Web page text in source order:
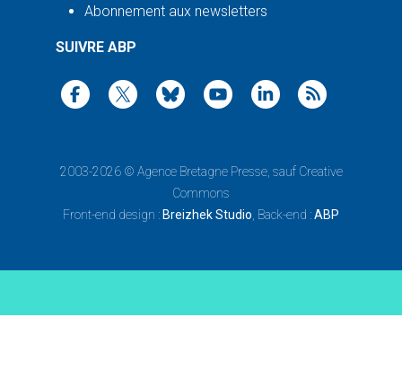
Abonnement aux newsletters
SUIVRE ABP
2003-2026 © Agence Bretagne Presse, sauf Creative
Commons
Front-end design : Breizhek Studio, Back-end :ABP